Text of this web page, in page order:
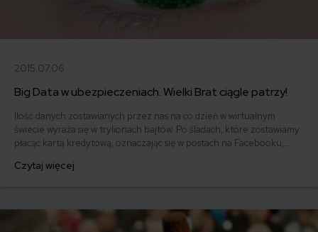
2015.07.06
Big Data w ubezpieczeniach. Wielki Brat ciągle patrzy!
Ilość danych zostawianych przez nas na co dzień w wirtualnym
świecie wyraża się w trylionach bajtów. Po śladach, które zostawiamy
płacąc kartą kredytową, oznaczając się w postach na Facebooku,
pracodawcy, ale przede wszystkim specjaliści od analizy Big Data i
Czytaj więcej